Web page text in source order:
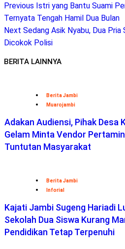
Previous Istri yang Bantu Suami
Ternyata Tengah Hamil Dua Bulan
Next Sedang Asik Nyabu, Dua
Dicokok Polisi
BERITA LAINNYA
Berita Jambi
Muarojambi
Adakan Audiensi, Pihak Desa
Gelam Minta Vendor
Tuntutan Masyarakat
Berita Jambi
Inforial
Kajati Jambi Sugeng Hariadi
Sekolah Dua Siswa Kurang
Pendidikan Tetap Terpenuhi